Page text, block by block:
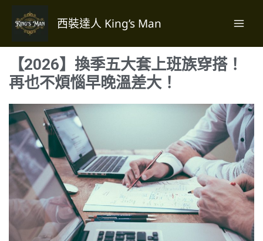
要
西裝達人 King’s Man
【2026】換季五大套上班族穿搭！
再也不煩惱早晚溫差大！